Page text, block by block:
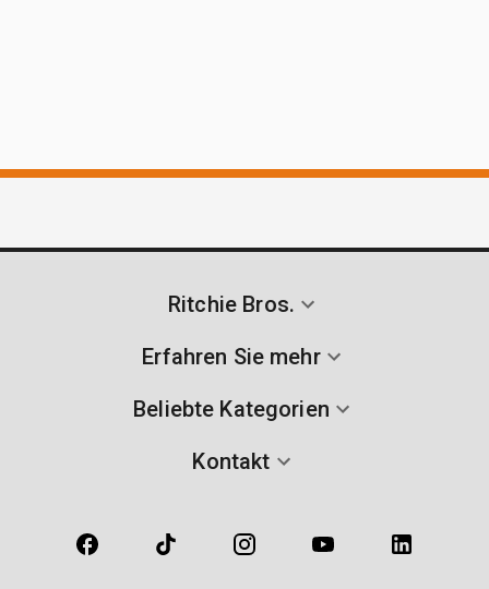
Ritchie Bros.
Erfahren Sie mehr
Beliebte Kategorien
Kontakt